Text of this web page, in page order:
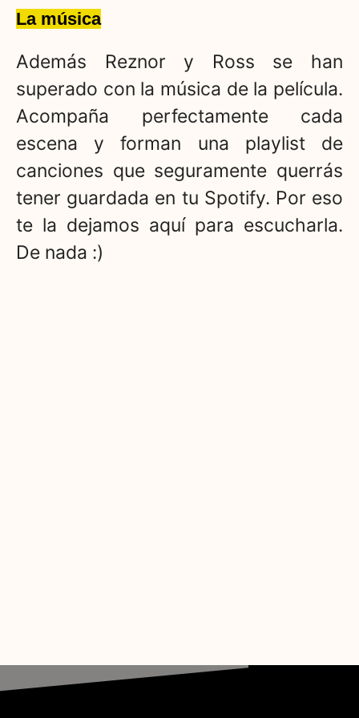
La música
Además Reznor y Ross se han
superado con la música de la película.
Acompaña perfectamente cada
escena y forman una playlist de
canciones que seguramente querrás
tener guardada en tu Spotify. Por eso
te la dejamos aquí para escucharla.
De nada :)